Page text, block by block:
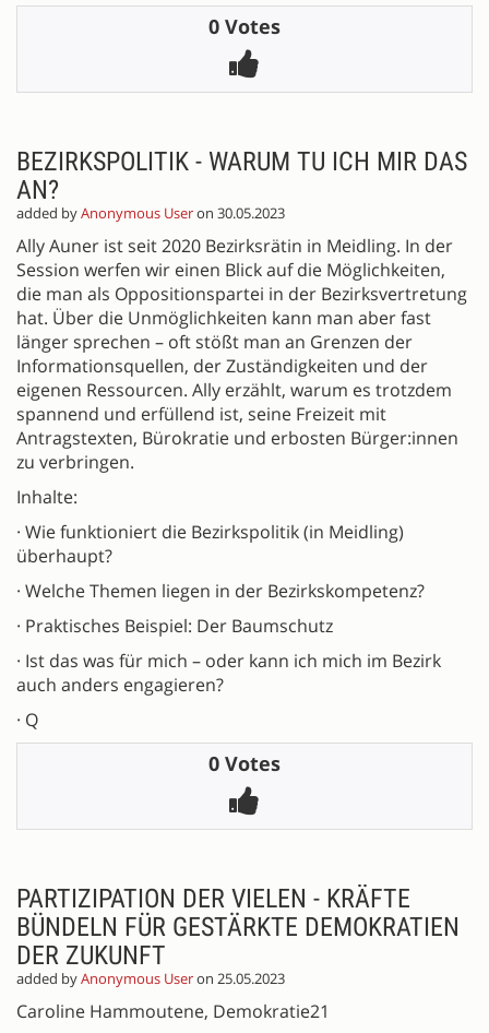
0 Votes
BEZIRKSPOLITIK - WARUM TU ICH MIR DAS
AN?
added byAnonymous Useron 30.05.2023
Ally Auner ist seit 2020 Bezirksrätin in Meidling. In der
Session werfen wir einen Blick auf die Möglichkeiten,
die man als Oppositionspartei in der Bezirksvertretung
hat. Über die Unmöglichkeiten kann man aber fast
länger sprechen – oft stößt man an Grenzen der
Informationsquellen, der Zuständigkeiten und der
eigenen Ressourcen. Ally erzählt, warum es trotzdem
spannend und erfüllend ist, seine Freizeit mit
Antragstexten, Bürokratie und erbosten Bürger:innen
zu verbringen.
Inhalte:
· Wie funktioniert die Bezirkspolitik (in Meidling)
überhaupt?
· Welche Themen liegen in der Bezirkskompetenz?
· Praktisches Beispiel: Der Baumschutz
· Ist das was für mich – oder kann ich mich im Bezirk
auch anders engagieren?
· Q
0 Votes
PARTIZIPATION DER VIELEN - KRÄFTE
BÜNDELN FÜR GESTÄRKTE DEMOKRATIEN
DER ZUKUNFT
added byAnonymous Useron 25.05.2023
Caroline Hammoutene, Demokratie21